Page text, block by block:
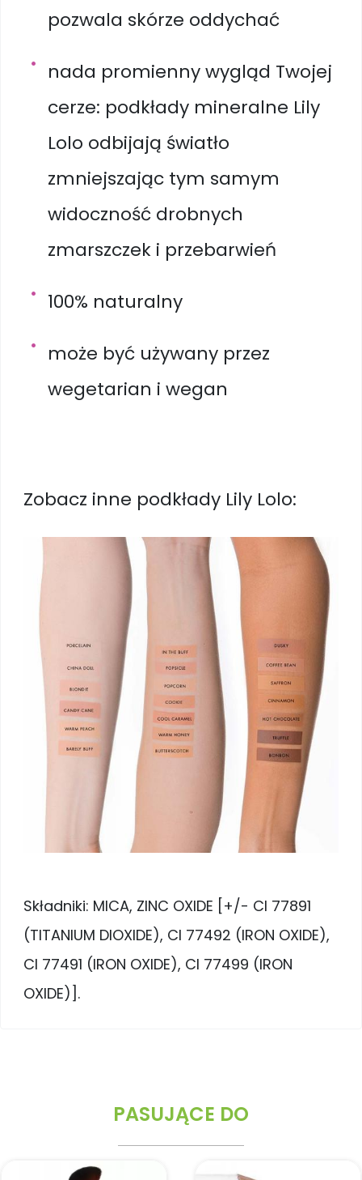
pozwala skórze oddychać
nada promienny wygląd Twojej
cerze: podkłady mineralne Lily
Lolo odbijają światło
zmniejszając tym samym
widoczność drobnych
zmarszczek i przebarwień
100% naturalny
może być używany przez
wegetarian i wegan
Zobacz inne podkłady Lily Lolo:
Składniki: MICA, ZINC OXIDE [+/- CI 77891
(TITANIUM DIOXIDE), CI 77492 (IRON OXIDE),
CI 77491 (IRON OXIDE), CI 77499 (IRON
OXIDE)].
PASUJĄCE DO